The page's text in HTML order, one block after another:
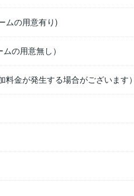
ムの用意有り)
の用意無し）
金が発生する場合がございます）